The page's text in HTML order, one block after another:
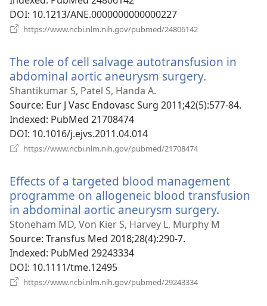
DOI‎: 10.1213/ANE.0000000000000227
https://www.ncbi.nlm.nih.gov/pubmed/24806142
вікні)
The role of cell salvage autotransfusion in
abdominal aortic aneurysm surgery.
новому
Shantikumar S, Patel S, Handa A.
Source‎: Eur J Vasc Endovasc Surg 2011;42(5):577-84.
Indexed‎: PubMed 21708474
DOI‎: 10.1016/j.ejvs.2011.04.014
https://www.ncbi.nlm.nih.gov/pubmed/21708474
вікні)
Effects of a targeted blood management
programme on allogeneic blood transfusion
in abdominal aortic aneurysm surgery.
Stoneham MD, Von Kier S, Harvey L, Murphy M
Source‎: Transfus Med 2018;28(4):290-7.
Indexed‎: PubMed 29243334
DOI‎: 10.1111/tme.12495
https://www.ncbi.nlm.nih.gov/pubmed/29243334